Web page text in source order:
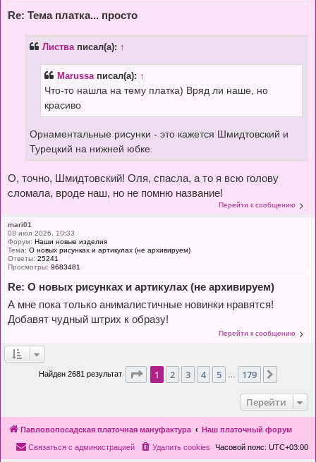
Re: Тема платка... просто
Листва писал(а): ↑
Marussa писал(а): ↑
Что-то нашла на тему платка) Вряд ли наше, но
красиво
Орнаментальные рисунки - это кажется Шмидтовский и
Турецкий на нижней юбке.
О, точно, Шмидтовский! Оля, спасла, а то я всю голову
сломала, вроде наш, но не помню название!
Перейти к сообщению
mari01
08 июл 2026, 10:33
Форум: Наши новые изделия
Тема: О новых рисунках и артикулах (не архивируем)
Ответы: 25241
Просмотры: 9683481
Re: О новых рисунках и артикулах (не архивируем)
А мне пока только анималистичные новинки нравятся!
Добавят чудный штрих к образу!
Перейти к сообщению
Найден 2681 результат Страница из 179
1 2 3 4 5 179
Перейти
Павловопосадская платочная мануфактура Наш платочный форум
Часовой пояс: UTC+03:00
Удалить cookies
Связаться с администрацией